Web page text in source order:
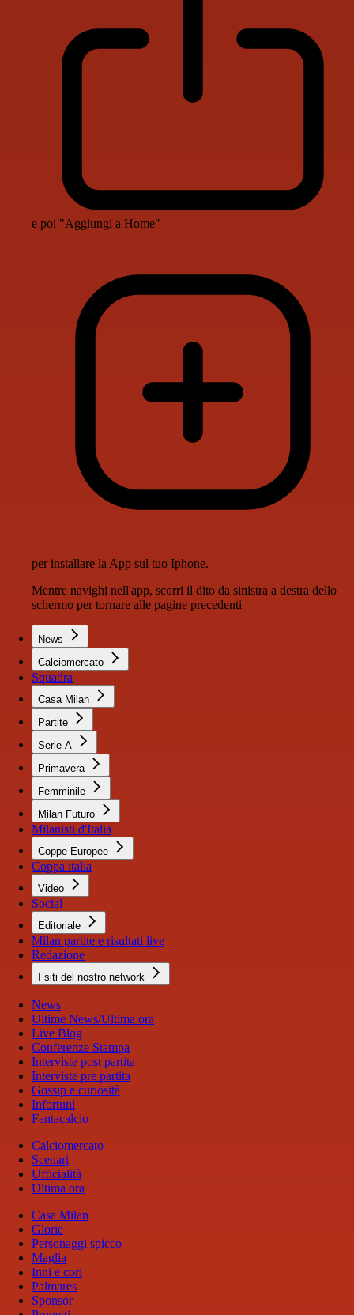
e poi "Aggiungi a Home"
per installare la App sul tuo Iphone.
Mentre navighi nell'app, scorri il dito da sinistra a destra dello
schermo per tornare alle pagine precedenti
News
Calciomercato
Squadra
Casa Milan
Partite
Serie A
Primavera
Femminile
Milan Futuro
Milanisti d'Italia
Coppe Europee
Coppa italia
Video
Social
Editoriale
Milan partite e risultati live
Redazione
I siti del nostro network
News
Ultime News/Ultima ora
Live Blog
Conferenze Stampa
Interviste post partita
Interviste pre partita
Gossip e curiosità
Infortuni
Fantacalcio
Calciomercato
Scenari
Ufficialità
Ultima ora
Casa Milan
Glorie
Personaggi spicco
Maglia
Inni e cori
Palmares
Sponsor